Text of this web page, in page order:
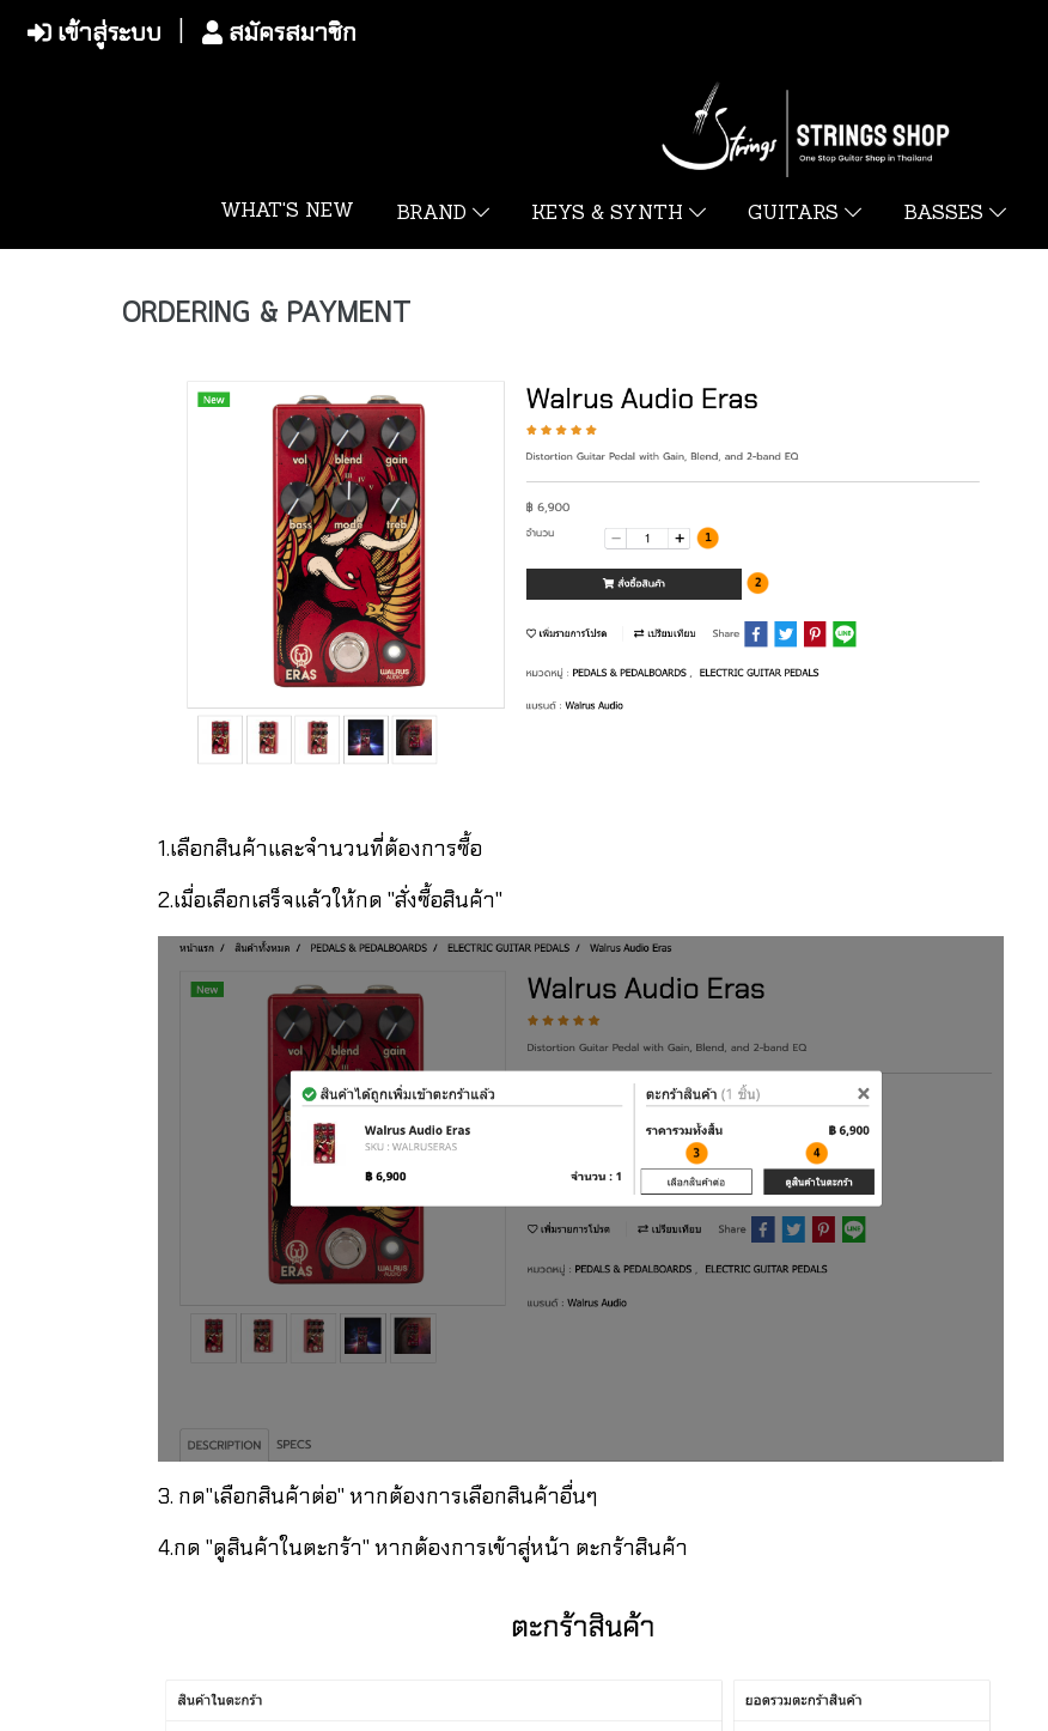
เข้าสู่ระบบ สมัครสมาชิก
WHAT'S NEW BRAND KEYS & SYNTH GUITARS BASSES
ORDERING & PAYMENT
1.เลือกสินค้าและจำนวนที่ต้องการซื้อ
2.เมื่อเลือกเสร็จแล้วให้กด "สั่งซื้อสินค้า"
3. กด"เลือกสินค้าต่อ" หากต้องการเลือกสินค้าอื่นๆ
4.กด "ดูสินค้าในตะกร้า" หากต้องการเข้าสู่หน้า ตะกร้าสินค้า